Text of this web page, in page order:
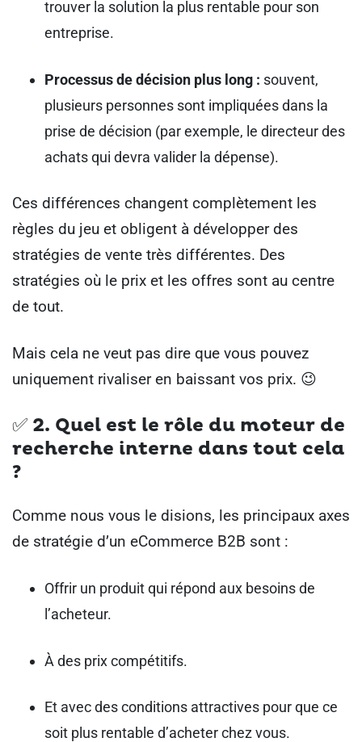
trouver la solution la plus rentable pour son
entreprise.
Processus de décision plus long : souvent,
plusieurs personnes sont impliquées dans la
prise de décision (par exemple, le directeur des
achats qui devra valider la dépense).
Ces différences changent complètement les
règles du jeu et obligent à développer des
stratégies de vente très différentes. Des
stratégies où le prix et les offres sont au centre
de tout.
Mais cela ne veut pas dire que vous pouvez
uniquement rivaliser en baissant vos prix. 😉
✅ 2. Quel est le rôle du moteur de
recherche interne dans tout cela
?
Comme nous vous le disions, les principaux axes
de stratégie d’un eCommerce B2B sont :
Offrir un produit qui répond aux besoins de
l’acheteur.
À des prix compétitifs.
Et avec des conditions attractives pour que ce
soit plus rentable d’acheter chez vous.